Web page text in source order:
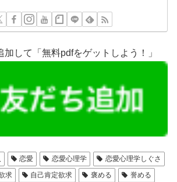
して「無料pdfをゲットしよう！」
恋愛 恋愛心理学
恋愛心理学しぐさ
求 自己肯定欲求 褒める 誉める